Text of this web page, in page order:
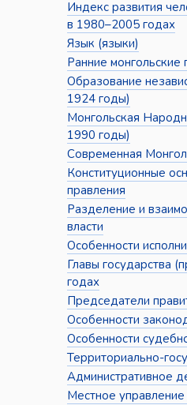
Индекс развития
в 1980–2005 годах
Язык (языки)
Ранние монгольские
Образование
1924 годы)
Монгольская
1990 годы)
Современная
Конституционные
правления
Разделение и
власти
Особенности
Главы государства
годах
Председатели
Особенности
Особенности
Территориально-
Административное
Местное